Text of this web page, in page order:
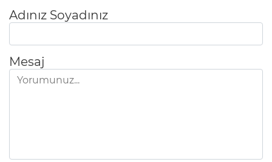
Adınız Soyadınız
Mesaj